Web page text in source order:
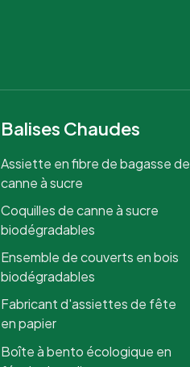
Balises Chaudes
Assiette en fibre de bagasse de
canne à sucre
Coquilles de canne à sucre
biodégradables
Ensemble de couverts en bois
biodégradables
Fabricant d'assiettes de fête
en papier
Boîte à bento écologique en